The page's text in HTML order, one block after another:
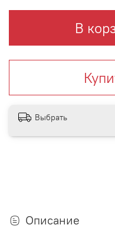
В
Выбрать
Описание